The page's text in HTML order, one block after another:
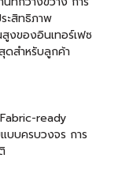
ะสิทธิภาพ
งของอินเทอร์เฟซ
ดสำหรับลูกค้า
ready
บบครบวงจร การ